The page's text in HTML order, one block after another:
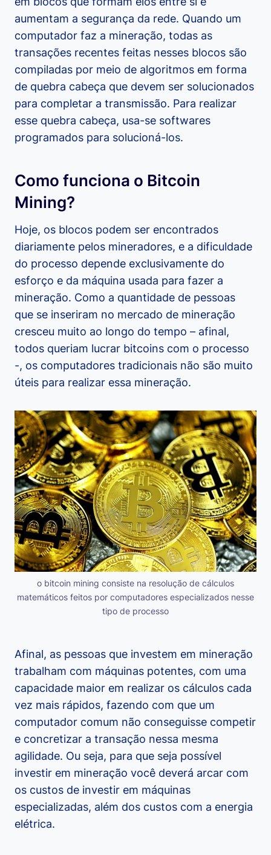
aumentam a segurança da rede. Quando um
computador faz a mineração, todas as
transações recentes feitas nesses blocos são
compiladas por meio de algoritmos em forma
de quebra cabeça que devem ser solucionados
para completar a transmissão. Para realizar
esse quebra cabeça, usa-se softwares
programados para solucioná-los.
Como funciona o Bitcoin
Mining?
Hoje, os blocos podem ser encontrados
diariamente pelos mineradores, e a dificuldade
do processo depende exclusivamente do
esforço e da máquina usada para fazer a
mineração. Como a quantidade de pessoas
que se inseriram no mercado de mineração
cresceu muito ao longo do tempo – afinal,
todos queriam lucrar bitcoins com o processo
-, os computadores tradicionais não são muito
úteis para realizar essa mineração.
o bitcoin mining consiste na resolução de cálculos
matemáticos feitos por computadores especializados nesse
tipo de processo
Afinal, as pessoas que investem em mineração
trabalham com máquinas potentes, com uma
capacidade maior em realizar os cálculos cada
vez mais rápidos, fazendo com que um
computador comum não conseguisse competir
e concretizar a transação nessa mesma
agilidade. Ou seja, para que seja possível
investir em mineração você deverá arcar com
os custos de investir em máquinas
especializadas, além dos custos com a energia
elétrica.